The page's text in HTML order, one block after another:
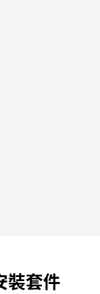
裝套件